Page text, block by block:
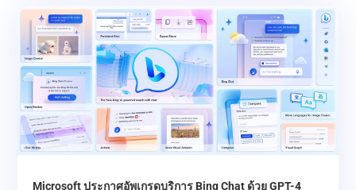
Microsoft ประกาศอัพเกรดบริการ Bing Chat ด้วย GPT-4